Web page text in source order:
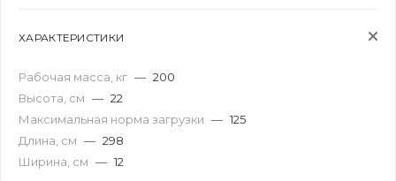
ХАРАКТЕРИСТИКИ
Рабочая масса, кг — 200
Высота, см — 22
Максимальная норма загрузки — 125
Длина, см — 298
Ширина, см — 12